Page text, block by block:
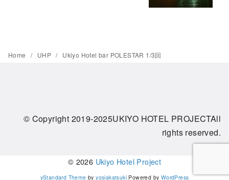
Home UHP Ukiyo Hotel bar POLESTAR 1/3回
© Copyright 2019-2025UKIYO HOTEL PROJECTAll
rights reserved.
© 2026 Ukiyo Hotel Project
yStandard Theme byyosiakatsuki Powered by WordPress